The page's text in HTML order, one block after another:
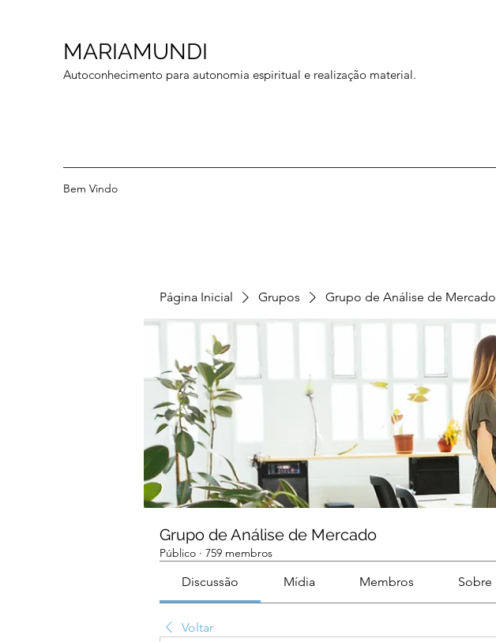
MARIAMUNDI
Autoconhecimento para autonomia espiritual e realização material.
Bem Vindo
Página Inicial Grupos Grupo de Análise de Mercado
Grupo de Análise de Mercado
Público · 759 membros
Discussão Mídia Membros Sobre
Voltar